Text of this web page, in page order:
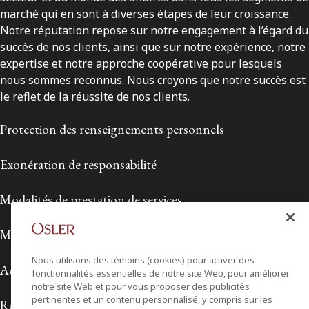
marché qui en sont à diverses étapes de leur croissance.
Notre réputation repose sur notre engagement à l’égard du
succès de nos clients, ainsi que sur notre expérience, notre
expertise et notre approche coopérative pour lesquels
nous sommes reconnus. Nous croyons que notre succès est
le reflet de la réussite de nos clients.
Protection des renseignements personnels
Exonération de responsabilité
Modalités de prestation de services
Modalités d'utilisation
Accessibilité
Relations avec les médias
Nous utilisons des témoins (cookies) pour activer des
fonctionnalités essentielles de notre site Web, pour améliorer
notre site Web et pour vous proposer des publicités
pertinentes et un contenu personnalisé, y compris sur les